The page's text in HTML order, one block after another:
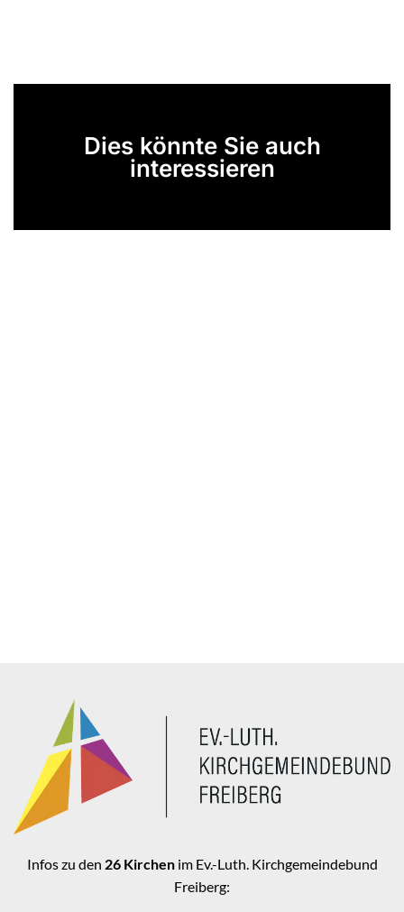
Dies könnte Sie auch
interessieren
Infos zu den 26 Kirchenim Ev.-Luth. Kirchgemeindebund
Freiberg: